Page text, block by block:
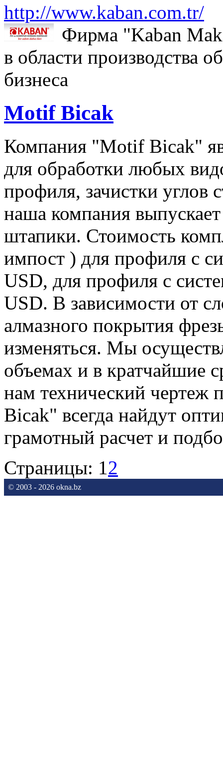
http://www.kaban.com.tr/
Фирма "Kaban
в области производства
бизнеса
Motif Bicak
Компания "Motif Bicak"
для обработки любых
профиля, зачистки углов
наша компания
штапики. Стоимость
импост ) для профиля с
USD, для профиля с
USD. В зависимости от
алмазного покрытия
изменяться. Мы
объемах и в кратчайшие
нам технический
Bicak" всегда найдут
грамотный расчет и
Страницы: 1 2
© 2003 - 2026 okna.bz